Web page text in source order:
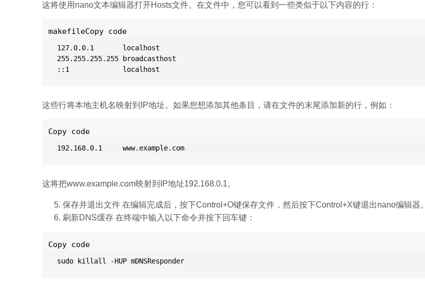
这将使用nano文本编辑器打开Hosts文件。在文件中，您可以看到一些类似于以下内容的行：
makefileCopy code
127.0.0.1       localhost
255.255.255.255 broadcasthost
这些行将本地主机名映射到IP地址。如果您想添加其他条目，请在文件的末尾添加新的行，例如：
Copy code
这将把www.example.com映射到IP地址192.168.0.1。
保存并退出文件 在编辑完成后，按下Control+O键保存文件，然后按下Control+X键退出nano编辑器。
刷新DNS缓存 在终端中输入以下命令并按下回车键：
Copy code